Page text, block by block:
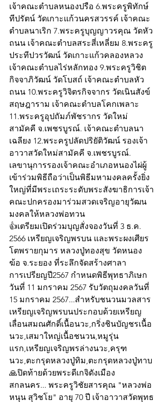
เจ้าคณะตำบลหนองปรือ 6.พระครูพิทักษ์
ทีปรัตน์ วัดเกาะแก้วนครสวรรค์ เจ้าคณะ
ตำบลนาเริก 7.พระครูบุญญาวรคุณ วัดหัว
ถนน เจ้าคณะตำบลสระสี่เหลี่ยม 8.พระครู
ประทีปวรวัฒน์ วัดเกาะแก้วคลองหลวง
เจ้าคณะตำบลไร่หลักทอง 9.พระครูวิชิต
กิจจาภิวัฒน์ วัดโบสถ์ เจ้าคณะตำบลหัว
ถนน 10.พระครูวิจิตรกิจจากร วัดเนินสังข์
สฤษฎาราม เจ้าคณะตำบลโคกเพลาะ
11.พระครูอุปถัมภ์พัชรากร วัดใหม่
สามัคคี จ.เพชรบูรณ์. เจ้าคณะตำบลนา
เฉลียง 12.พระครูปลัดปริยัติวัฒน์ รองเจ้า
อาวาสวัดใหม่สามัคคี จ.เพชรบูรณ์.
เลขานุการรองเจ้าคณะอำเภอหนองไผ่ผู้
เข้าร่วมพิธีถือว่าเป็นพิธีมหามงคลครั้งยิ่ง
ใหญ่ที่มีพระเถระระดับพระสังฆาธิการเจ้า
คณะปกครองมาร่วมสวดเจริญอายุวัฒน
มงคลให้หลวงพ่อทวน
👍เตรียมเปิดร่วมบุญสั่งจองวันที่ 3 ธ.ค.
2566 เหรียญเจริญพรบน และพระผงเศียร
โตพรายกุมาร หลวงปู่ทองสุข วัดหนอง
ฆ้อ จ.ระยอง ที่ระลึกจัดสร้างศาลา
การเปรียญปี2567 กำหนดพิธีพุทธาภิเษก
วันที่ 11 มกราคม 2567 รับวัตถุมงคลวันที่
15 มกราคม 2567...สำหรับชนวนมวลสาร
เหรียญเจริญพรบนประกอบด้วยเหรียญ
เลื่อนสมณศักดิ์เนื้อนวะ,กริ่งชินบัญชรเนื้อ
นวะ,เสมาใหญ่เนื้อชนวน,หมูรุ่น
แรก,เหรียญเจริญพรล่างนวะ,ครุฑ
นวะ,ตะกรุดหลวงปู่ทิม,ตะกรุดหลวงปู่ทาบ
🙏ปิดท้ายด้วยพระดีเกจิดังเมือง
สกลนคร... พระครูวิชัยสารคุณ "หลวงพ่อ
หนุน สุวิชโย" อายุ 70 ปี เจ้าอาวาสวัดพุทธ